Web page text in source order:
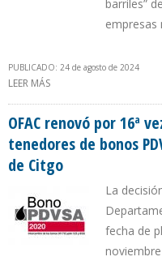
barriles”
empresas
PUBLICADO: 24 de agosto de 2024
LEER MÁS
OFAC renovó por 16ª
tenedores de bonos
de Citgo
La
fecha de